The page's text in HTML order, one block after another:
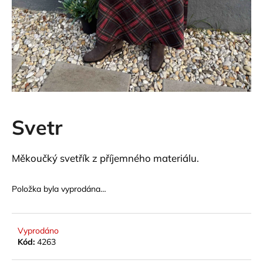
Svetr
Měkoučký svetřík z příjemného materiálu.
Položka byla vyprodána…
Vyprodáno
Kód: 4263
a
j
í
t
?
D
p
o